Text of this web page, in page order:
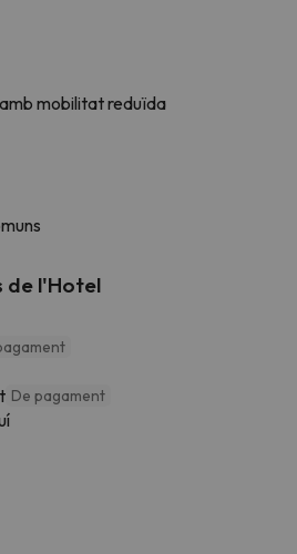
mobilitat reduïda
de l'Hotel
De pagament